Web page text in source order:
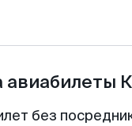
авиабилеты
без